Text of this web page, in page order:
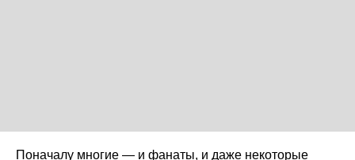
Поначалу многие — и фанаты, и даже некоторые